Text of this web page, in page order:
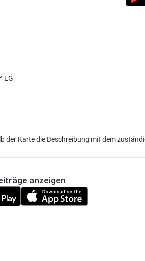
LG
Karte die Beschreibung mit dem
anzeigen